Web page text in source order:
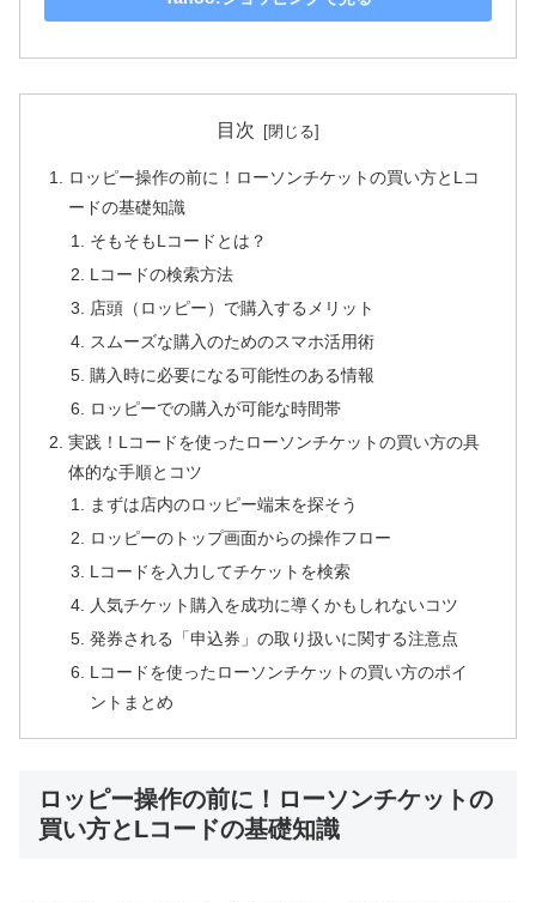
目次
ロッピー操作の前に！ローソンチケットの買い方とLコ
ードの基礎知識
そもそもLコードとは？
Lコードの検索方法
店頭（ロッピー）で購入するメリット
スムーズな購入のためのスマホ活用術
購入時に必要になる可能性のある情報
ロッピーでの購入が可能な時間帯
実践！Lコードを使ったローソンチケットの買い方の具
体的な手順とコツ
まずは店内のロッピー端末を探そう
ロッピーのトップ画面からの操作フロー
Lコードを入力してチケットを検索
人気チケット購入を成功に導くかもしれないコツ
発券される「申込券」の取り扱いに関する注意点
Lコードを使ったローソンチケットの買い方のポイ
ントまとめ
ロッピー操作の前に！ローソンチケットの
買い方とLコードの基礎知識